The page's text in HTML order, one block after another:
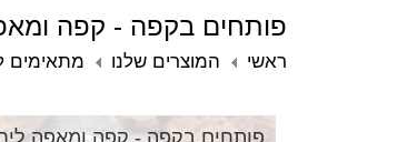
פותחים בקפה - קפה
ראשי המוצרים שלנו מתאימים
פותחים בקפה - קפה ומאפה